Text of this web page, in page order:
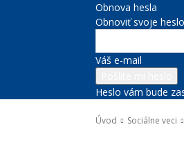
Obnova hesla
Obnoviť svoje heslo
Váš e-mail
Heslo vám bude
Úvod Sociálne veci